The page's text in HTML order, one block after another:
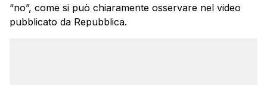
“no”, come si può chiaramente osservare nel video
pubblicato da Repubblica.